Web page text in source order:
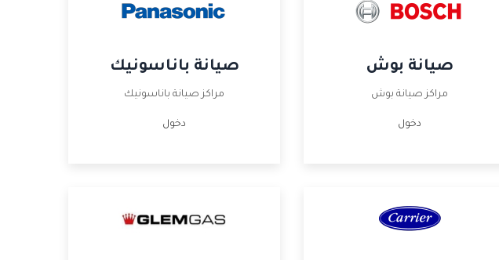
صيانة بوش
مراكز صيانة بوش
دخول
صيانة باناسونيك
مراكز صيانة باناسونيك
دخول